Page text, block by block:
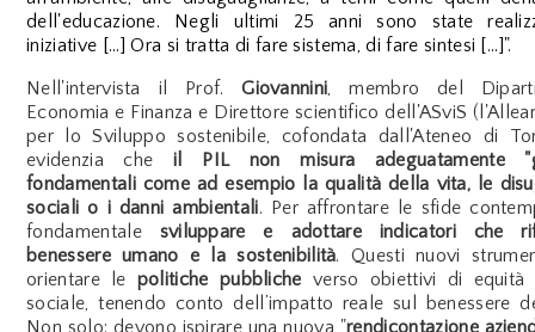
dell'educazione. Negli ultimi 25 anni sono state
iniziative [...] Ora si tratta di fare sistema, di fare sintesi [...]".
Nell'intervista il Prof.Giovannini, membro del
Economia e Finanza e Direttore scientifico dell'ASviS
per lo Sviluppo sostenibile, cofondata dall'Ateneo di
evidenzia che il PIL non misura adeguatamente
fondamentali come ad esempio la qualità della vita, le
sociali o i danni ambientali. Per affrontare le sfide
fondamentale sviluppare e adottare indicatori che
benessere umano e la sostenibilità.
Questi nuovi
orientare le politiche pubbliche verso obiettivi di equità
sociale, tenendo conto dell’impatto reale sul benessere
Non solo: devono ispirare una nuova "rendicontazione